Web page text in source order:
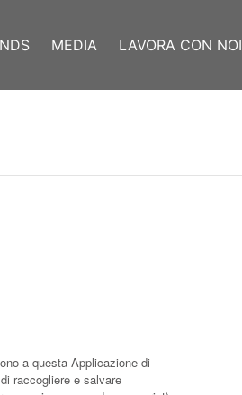
MEDIA LAVORA CON NOI
a questa Applicazione di
raccogliere e salvare